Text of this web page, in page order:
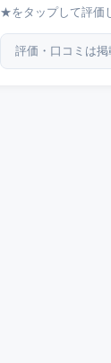
★をタップして評価
評価・口コミは